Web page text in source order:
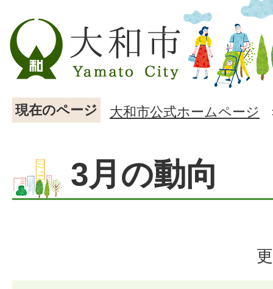
現在のページ 大和市公式ホームページ
3月の動向